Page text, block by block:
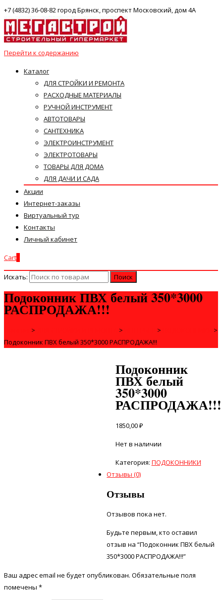
+7 (4832) 36-08-82 город Брянск, проспект Московский, дом 4А
Перейти к содержанию
Каталог
ДЛЯ СТРОЙКИ И РЕМОНТА
РАСХОДНЫЕ МАТЕРИАЛЫ
РУЧНОЙ ИНСТРУМЕНТ
АВТОТОВАРЫ
САНТЕХНИКА
ЭЛЕКТРОИНСТРУМЕНТ
ЭЛЕКТРОТОВАРЫ
ТОВАРЫ ДЛЯ ДОМА
ДЛЯ ДАЧИ И САДА
Акции
Интернет-заказы
Виртуальный тур
Контакты
Личный кабинет
Cart
Искать:
Подоконник ПВХ белый 350*3000
РАСПРОДАЖА!!!
> > >
>
Подоконник ПВХ белый 350*3000 РАСПРОДАЖА!!!
Подоконник
ПВХ белый
350*3000
РАСПРОДАЖА!!!
1850,00₽
Нет в наличии
Категория: ПОДОКОННИКИ
Отзывы (0)
Отзывы
Отзывов пока нет.
Будьте первым, кто оставил
отзыв на “Подоконник ПВХ белый
350*3000 РАСПРОДАЖА!!!”
Ваш адрес email не будет опубликован. Обязательные поля
помечены *